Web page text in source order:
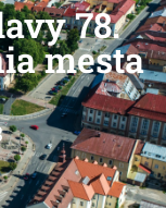
78.
mesta